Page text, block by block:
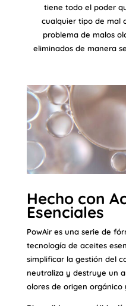
tiene todo el poder
cualquier tipo de mal
problema de malos
eliminados de manera
Hecho con
Esenciales
PowAir es una serie de
tecnología de aceites
simplificar la gestión del
neutraliza y destruye un
olores de origen orgánico